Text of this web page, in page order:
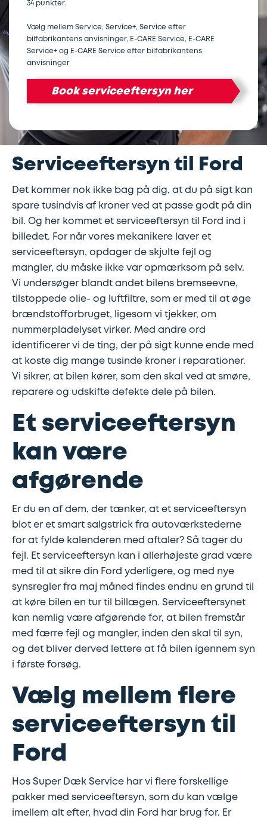
Lapning
af
dæk
Kobling
Montering
anhængertræk
Olieskift
Reparation
af
stenslag
Serviceeftersyn
4
hjulsudmåling
Støddæmpere
og
fjedre
Serviceaftale
Udstødning
SDS
Mobilitet
Fdm
Finansiering
Se
alle
services
her
Ladestandere
Vinterdæk
Stålfælge
Helårsdæk
Trailerdæk
Dækopbevaring
Guides
Helårsdæk
Kør
selv
Service
reparation
Sikkerhed
Sommerdæk
Synstjek
Trailer
Vinterdæk
Bosch
Car
Service
Erhverv
Landbrug
34 punkter.
Vælg mellem Service, Service+, Service efter
bilfabrikantens anvisninger, E-CARE Service, E-CARE
Service+ og E-CARE Service efter bilfabrikantens
anvisninger
Book serviceeftersyn her
Serviceeftersyn til Ford
Det kommer nok ikke bag på dig, at du på sigt kan
spare tusindvis af kroner ved at passe godt på din
bil. Og her kommet et serviceeftersyn til Ford ind i
billedet. For når vores mekanikere laver et
serviceeftersyn, opdager de skjulte fejl og
mangler, du måske ikke var opmærksom på selv.
Vi undersøger blandt andet bilens bremseevne,
tilstoppede olie- og luftfiltre, som er med til at øge
brændstofforbruget, ligesom vi tjekker, om
nummerpladelyset virker. Med andre ord
identificerer vi de ting, der på sigt kunne ende med
at koste dig mange tusinde kroner i reparationer.
Vi sikrer, at bilen kører, som den skal ved at smøre,
reparere og udskifte defekte dele på bilen.
Et serviceeftersyn
kan være
afgørende
Er du en af dem, der tænker, at et serviceeftersyn
blot er et smart salgstrick fra autoværkstederne
for at fylde kalenderen med aftaler? Så tager du
fejl. Et serviceeftersyn kan i allerhøjeste grad være
med til at sikre din Ford yderligere, og med nye
synsregler fra maj måned findes endnu en grund til
at køre bilen en tur til billægen. Serviceeftersynet
kan nemlig være afgørende for, at bilen fremstår
med færre fejl og mangler, inden den skal til syn,
og det bliver derved lettere at få bilen igennem syn
i første forsøg.
Vælg mellem flere
serviceeftersyn til
Ford
Hos Super Dæk Service har vi flere forskellige
pakker med serviceeftersyn, som du kan vælge
imellem alt efter, hvad din Ford har brug for. Er